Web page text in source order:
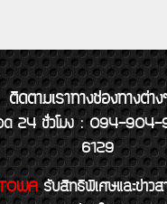
ดตามเราทางช่องทางต่าง
ด 24 ชั่วโมง : 094-
6129
รับสิทธิพิเศษและข่าว